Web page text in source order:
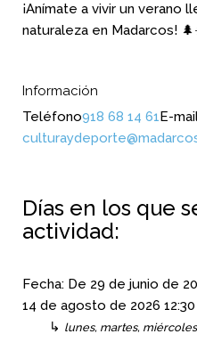
¡Anímate a vivir un verano
naturaleza en Madarcos!
Información
Teléfono918 68 14 61E-
Días en los que
actividad:
Fecha: De 29 de junio de
14 de agosto de 2026 12:30
↳ lunes, martes,